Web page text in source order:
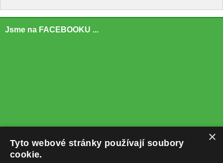
Jsme na FACEBOOKU ...
×
Tyto webové stránky používají soubory
cookie.